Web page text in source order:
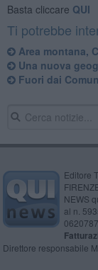
Basta cliccare QUI
Ti potrebbe
Area montana,
Una nuova
Fuori dai
Editore
NEWS
al n.
Direttore responsabile